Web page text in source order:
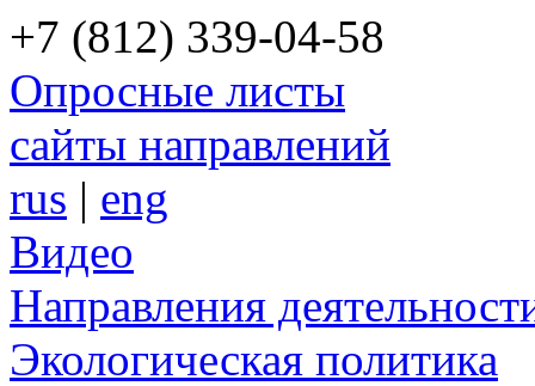
+7 (812) 339-04-58
Опросные листы
сайты направлений
rus | eng
Видео
Направления
Экологическая политика